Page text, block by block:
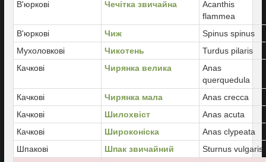
В'юркові
Чечітка звичайна
Acanthis
flammea
В'юркові
Чиж
Spinus spinus
Мухоловкові
Чикотень
Turdus pilaris
Качкові
Чирянка велика
Anas
querquedula
Качкові
Чирянка мала
Anas crecca
Качкові
Шилохвіст
Anas acuta
Качкові
Широконіска
Anas clypeata
Шпакові
Шпак звичайний
Sturnus vulgaris